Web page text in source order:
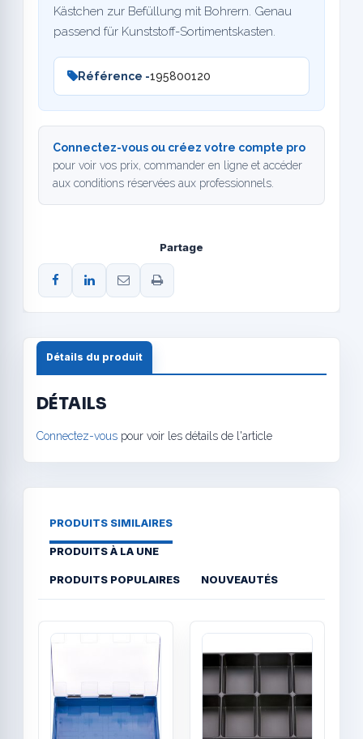
Kästchen zur Befüllung mit Bohrern. Genau
passend für Kunststoff-Sortimentskasten.
Référence -195800120
Connectez-vous ou créez votre compte pro
pour voir vos prix, commander en ligne et accéder
aux conditions réservées aux professionnels.
Partage
Détails du produit
DÉTAILS
Connectez-vous pour voir les détails de l'article
PRODUITS SIMILAIRES
PRODUITS À LA UNE
PRODUITS POPULAIRES NOUVEAUTÉS
Quick View